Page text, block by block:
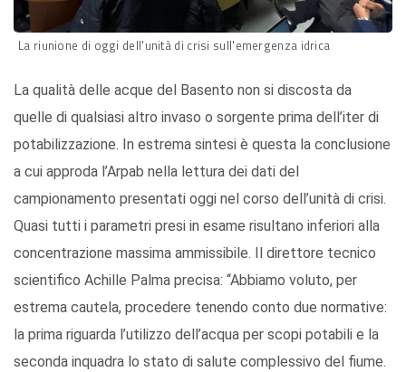
La riunione di oggi dell'unità di crisi sull'emergenza idrica
La qualità delle acque del Basento non si discosta da
quelle di qualsiasi altro invaso o sorgente prima dell’iter di
potabilizzazione. In estrema sintesi è questa la conclusione
a cui approda l’Arpab nella lettura dei dati del
campionamento presentati oggi nel corso dell’unità di crisi.
Quasi tutti i parametri presi in esame risultano inferiori alla
concentrazione massima ammissibile. Il direttore tecnico
scientifico Achille Palma precisa: “Abbiamo voluto, per
estrema cautela, procedere tenendo conto due normative:
la prima riguarda l’utilizzo dell’acqua per scopi potabili e la
seconda inquadra lo stato di salute complessivo del fiume.